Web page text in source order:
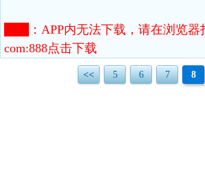
： APP内无法下载，请在浏览器
com:888点击下载
<< 5 6 7 8